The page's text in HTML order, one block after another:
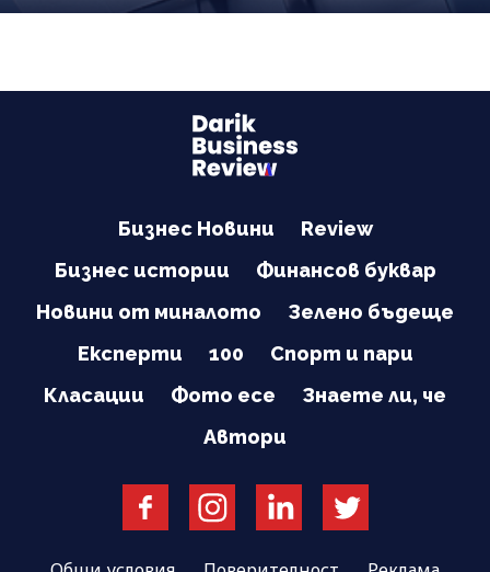
Бизнес Новини
Review
Бизнес истории
Финансов буквар
Новини от миналото
Зелено бъдеще
Експерти
100
Спорт и пари
Класации
Фото есе
Знаете ли, че
Автори